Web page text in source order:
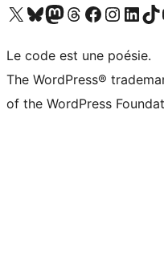
Visitez notre compte X (précédemment Twitter)
Visiter notre compte Bluesky
Visiter notre compte Mastodon
Visiter notre compte Threads
Consulter notre compte
Consulter notre
Consulter notre
Visiter
Le code est une poésie.
The WordPress®
of the WordPress